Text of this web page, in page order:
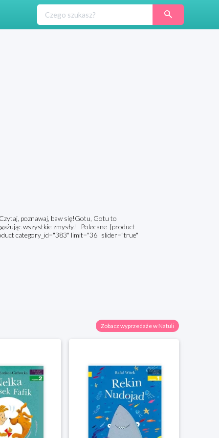
poznawaj, baw się!Gotu, Gotu to
wszystkie zmysły! Polecane [product
category_id="383" limit="36" slider="true"
Zobacz wyprzedaże w Natuli